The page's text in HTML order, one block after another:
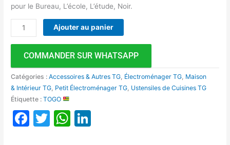
pour le Bureau, L’école, L’étude, Noir.
Ajouter au panier
COMMANDER SUR WHATSAPP
Catégories :Accessoires & Autres TG Électroménager TG Maison
& Intérieur TG Petit Électroménager TG Ustensiles de Cuisines TG
Étiquette :TOGO
Facebook
TwitterWhatsApp